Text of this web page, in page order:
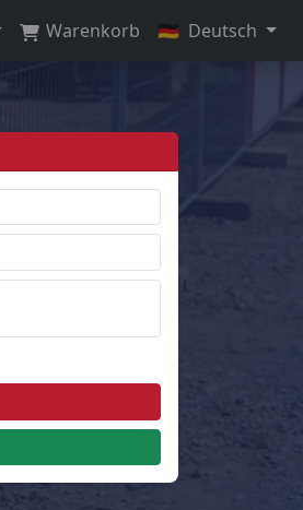
Warenkorb 🇩🇪 Deutsch